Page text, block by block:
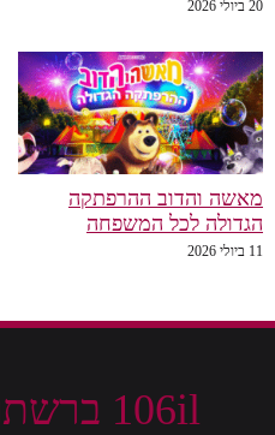
והדוב ההרפתקה
לכל המשפחה
106il ברשתות חברתיות